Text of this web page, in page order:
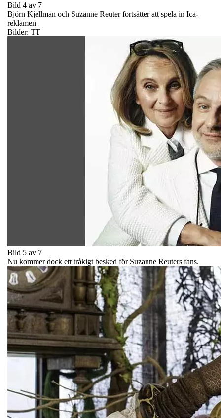
Bild 4 av 7
Björn Kjellman och Suzanne Reuter fortsätter att spela in Ica-
reklamen.
Bilder: TT
Bild 5 av 7
Nu kommer dock ett tråkigt besked för Suzanne Reuters fans.